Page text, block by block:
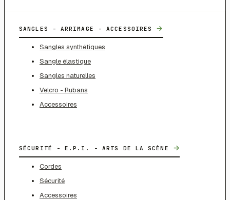
SANGLES - ARRIMAGE - ACCESSOIRES →
Sangles synthétiques
Sangle élastique
Sangles naturelles
Velcro - Rubans
Accessoires
SÉCURITÉ - E.P.I. - ARTS DE LA SCÈNE →
Cordes
Sécurité
Accessoires